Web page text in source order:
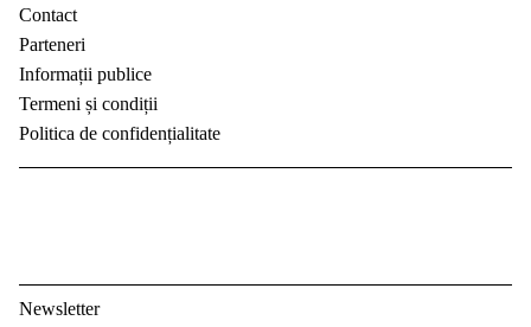
Contact
Parteneri
Informații publice
Termeni și condiții
Politica de confidențialitate
Newsletter